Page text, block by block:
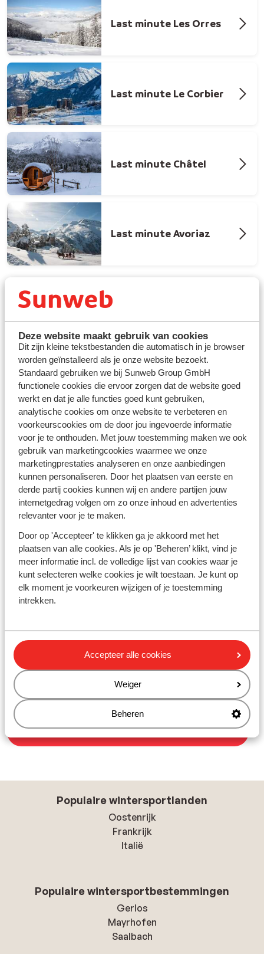
Deze website maakt gebruik van cookies
Dit zijn kleine tekstbestanden die automatisch in je browser
worden geïnstalleerd als je onze website bezoekt.
Standaard gebruiken we bij Sunweb Group GmbH
functionele cookies die ervoor zorgen dat de website goed
werkt en dat je alle functies goed kunt gebruiken,
analytische cookies om onze website te verbeteren en
voorkeurscookies om de door jou ingevoerde informatie
voor je te onthouden. Met jouw toestemming maken we ook
gebruik van marketingcookies waarmee we onze
marketingprestaties analyseren en onze aanbiedingen
kunnen personaliseren. Door het plaatsen van eerste en
derde partij cookies kunnen wij en andere partijen jouw
internetgedrag volgen om zo onze inhoud en advertenties
relevanter voor je te maken.
Door op 'Accepteer' te klikken ga je akkoord met het
plaatsen van alle cookies. Als je op 'Beheren’ klikt, vind je
meer informatie incl. de volledige lijst van cookies waar je
kunt selecteren welke cookies je wilt toestaan. Je kunt op
elk moment je voorkeuren wijzigen of je toestemming
intrekken.
Accepteer alle cookies
Weiger
Beheren
Last minute Les Orres
Last minute Le Corbier
Last minute Châtel
Last minute Avoriaz
Last minute wintersport naar La
Toussuire? Vind de beste deal
Eenlast minute wintersport naar La Toussuire is ideaal
voor wie spontaan wil genieten van een sneeuwzekere
skivakantie in Frankrijk. La Toussuire maakt deel uit van
het skigebied Les Sybelles, met meer dan 300 kilometer
aan pistes voorbeginners en gevorderden. Door de
hoge ligging en het ruime piste-aanbod zijn de
omstandigheden uitstekend voor skiën en
snowboarden. Met een last minute vertrek profiteer je
bovendien vaak van aantrekkelijke prijzen vlak voor
vertrek.
Waarom kiezen voor La Toussuire in Frankrijk
La Toussuire staat bekend om zijn zonnige ligging,
brede afdalingen en overzichtelijke opzet. Vanuit het
dorp heb je eenvoudig toegang tot het skigebied Les
Sybelles, waardoor je volop kunt variëren in pistes en
van grotere skioorden. Bij Sunweb zijn last minute
wintersportvakanties naar La Toussuire
skipas
, wat zorgt voor extra gemak en een zorgeloze
wintersport in de Franse Alpen.
Bekijk last minutes wintersport La Toussuire
Populaire wintersportlanden
Oostenrijk
Frankrijk
Italië
Populaire wintersportbestemmingen
Gerlos
Mayrhofen
Saalbach